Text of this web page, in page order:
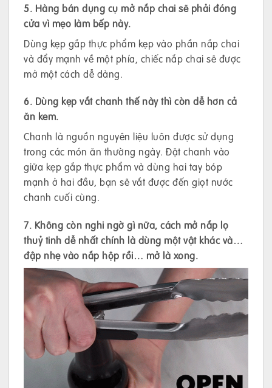
5. Hàng bán dụng cụ mở nắp chai sẽ phải đóng
cửa vì mẹo làm bếp này.
Dùng kẹp gắp thực phẩm kẹp vào phần nắp chai
và đẩy mạnh về một phía, chiếc nắp chai sẽ được
mở một cách dễ dàng.
6. Dùng kẹp vắt chanh thế này thì còn dễ hơn cả
ăn kem.
Chanh là nguồn nguyên liệu luôn được sử dụng
trong các món ăn thường ngày. Đặt chanh vào
giữa kẹp gắp thực phẩm và dùng hai tay bóp
mạnh ở hai đầu, bạn sẽ vắt được đến giọt nước
chanh cuối cùng.
7. Không còn nghi ngờ gì nữa, cách mở nắp lọ
thuỷ tinh dễ nhất chính là dùng một vật khác và…
đập nhẹ vào nắp hộp rồi… mở là xong.